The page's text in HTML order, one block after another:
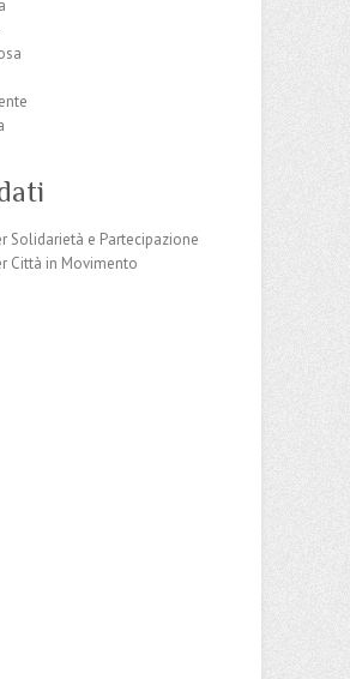
Solidarietà e Partecipazione
Città in Movimento